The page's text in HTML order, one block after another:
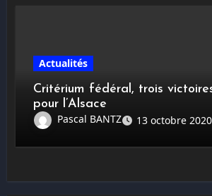
Actualités
Critérium fédéral, trois
pour l’Alsace
Pascal BANTZ
13 octobre 2020